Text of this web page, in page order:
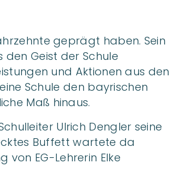
geprägt haben. Sein
Geist der Schule
und Aktionen aus den
Schule den bayrischen
Maß hinaus.
Ulrich Dengler seine
Buffett wartete da
EG-Lehrerin Elke